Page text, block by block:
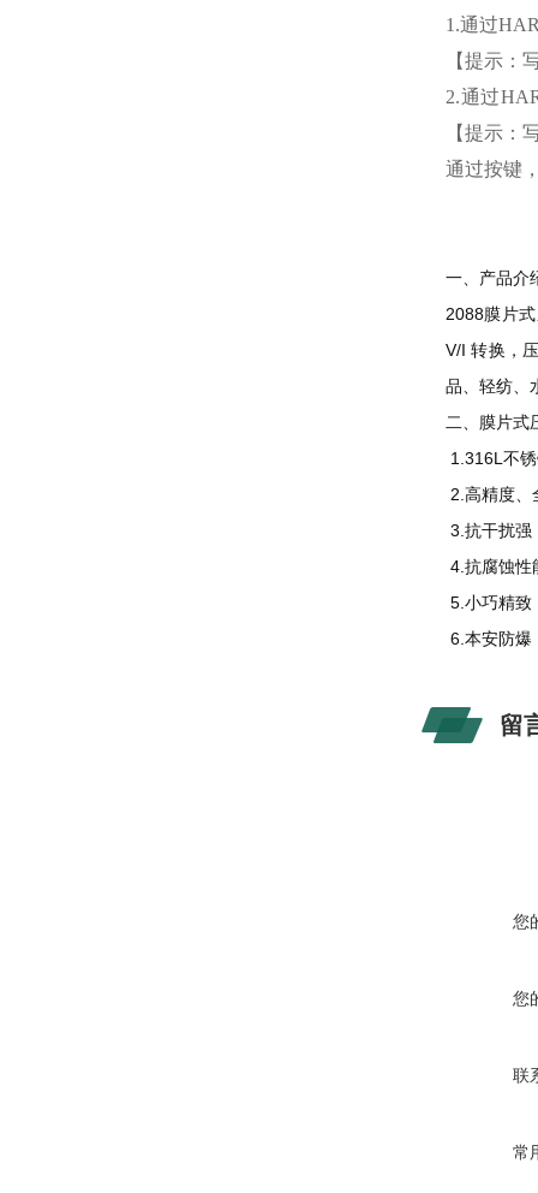
1.通过
【提示：
2.通过
【提示：
通过按键
一、产品
2088膜片
V/I 转换，
品、轻纺、
二、膜片
1.316L不
2.高精度、
3.抗干扰强
4.抗腐蚀性
5.小巧精致
6.本安防爆
留
您
您
联
常